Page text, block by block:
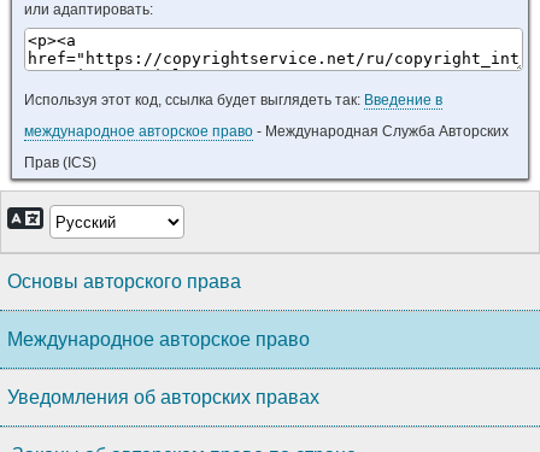
или адаптировать:
Используя этот код, ссылка будет выглядеть так: Введение в
международное авторское право- Международная Служба Авторских
Прав (ICS)
Основы авторского права
Международное авторское право
Уведомления об авторских правах